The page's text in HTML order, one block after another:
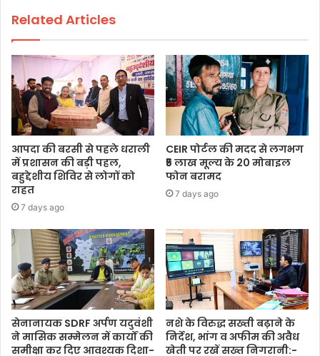
Related Articles
आपदा की बरसी से पहले धराली
में प्रशासन की बड़ी पहल,
बहुद्देशीय शिविर से लोगों को
राहत
7 days ago
CEIR पोर्टल की मदद से लगभग
₹5 लाख मूल्य के 20 मोबाइल
फोन बरामद
7 days ago
सेनानायक SDRF अर्पण यदुवंशी
ने मासिक सम्मेलन में कार्यों की
समीक्षा कर दिए आवश्यक दिशा-
नशे के विरुद्ध सख्ती बढ़ाने के
निर्देश, भांग व अफीम की अवैध
खेती पर रखें सख्त निगरानी:-